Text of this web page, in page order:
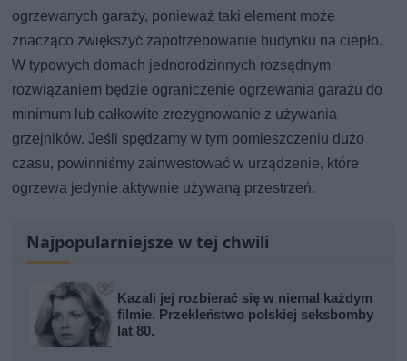
ogrzewanych garaży, ponieważ taki element może
znacząco zwiększyć zapotrzebowanie budynku na ciepło.
W typowych domach jednorodzinnych rozsądnym
rozwiązaniem będzie ograniczenie ogrzewania garażu do
minimum lub całkowite zrezygnowanie z używania
grzejników. Jeśli spędzamy w tym pomieszczeniu dużo
czasu, powinniśmy zainwestować w urządzenie, które
ogrzewa jedynie aktywnie używaną przestrzeń.
Najpopularniejsze w tej chwili
Kazali jej rozbierać się w niemal każdym
filmie. Przekleństwo polskiej seksbomby
lat 80.